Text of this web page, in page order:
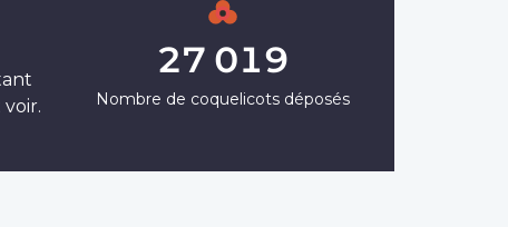
27 019
Nombre de coquelicots déposés